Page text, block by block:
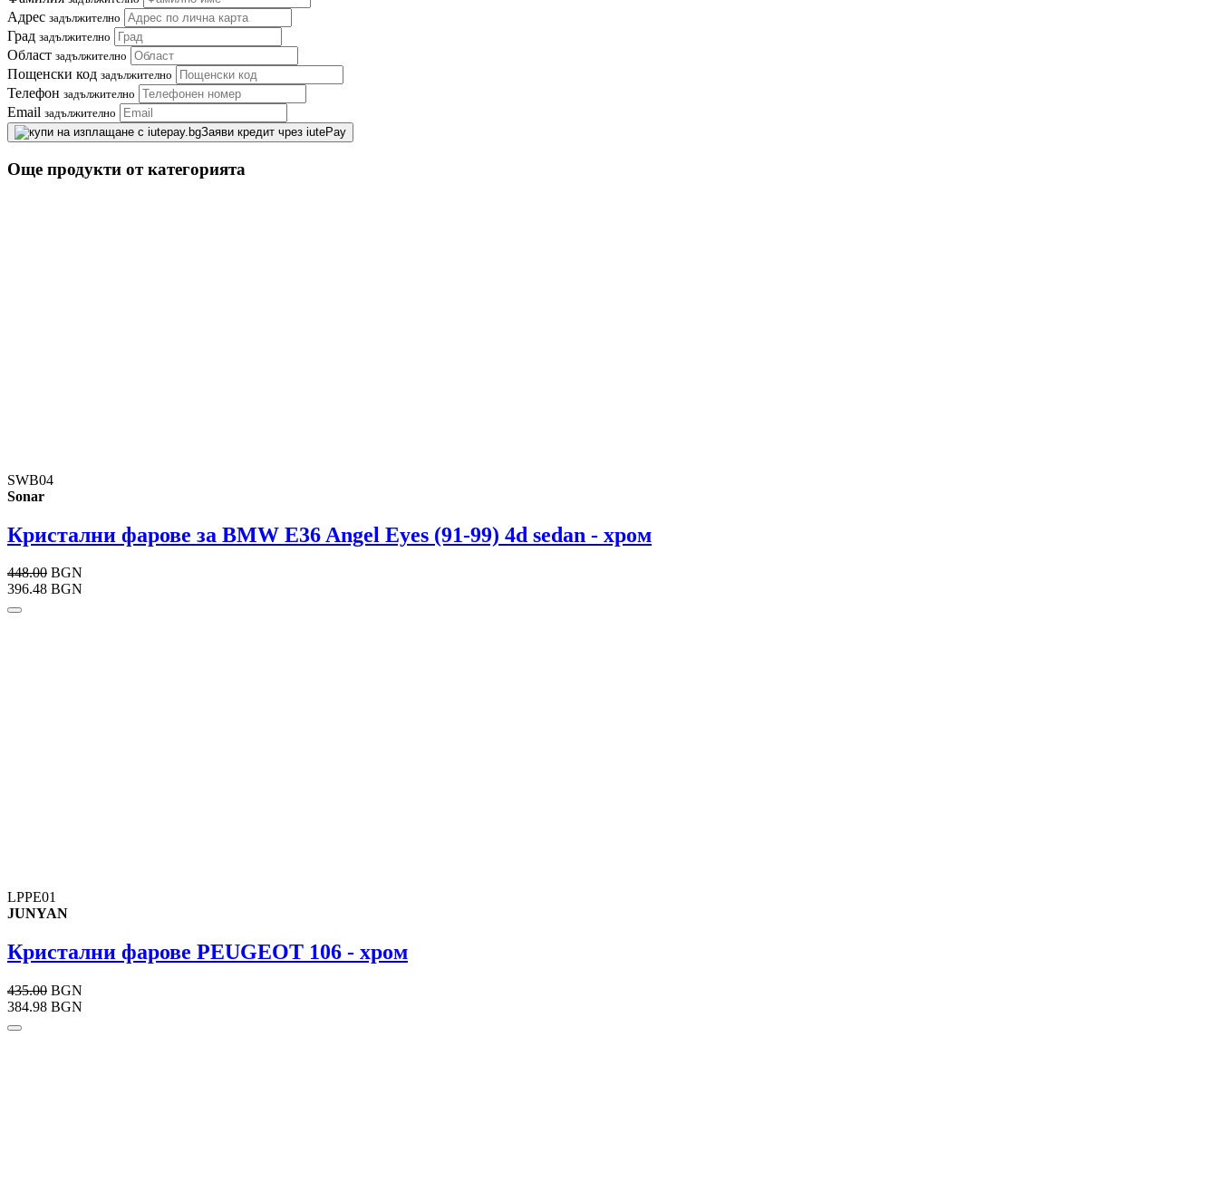
Адрес задължително
Град задължително
Област задължително
Пощенски код задължително
Телефон задължително
Email задължително
Заяви кредит чрез iutePay
Още продукти от категорията
SWB04
Sonar
Кристални фарове за BMW E36 Angel Eyes (91-99) 4d sedan - хром
448.00 BGN
396.48 BGN
LPPE01
JUNYAN
Кристални фарове PEUGEOT 106 - хром
435.00 BGN
384.98 BGN